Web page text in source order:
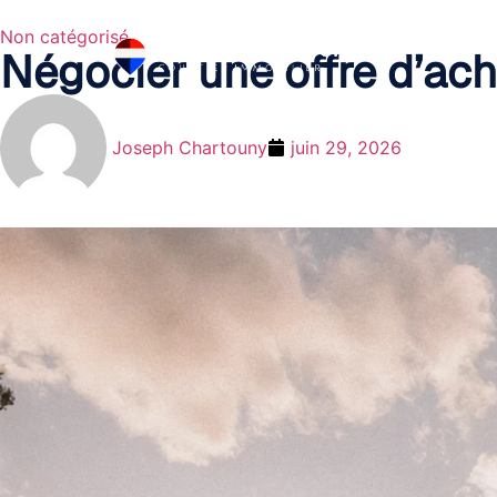
Non catégorisé
Négocier une offre
Joseph Chartouny juin 29, 2026